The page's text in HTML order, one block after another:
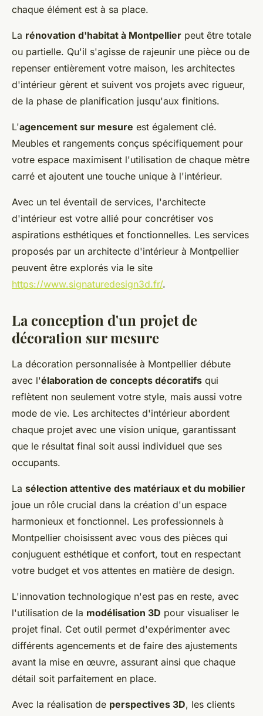
chaque élément est à sa place.
La rénovation d'habitat à Montpellier peut être totale
ou partielle. Qu'il s'agisse de rajeunir une pièce ou de
repenser entièrement votre maison, les architectes
d'intérieur gèrent et suivent vos projets avec rigueur,
de la phase de planification jusqu'aux finitions.
L'agencement sur mesure est également clé.
Meubles et rangements conçus spécifiquement pour
votre espace maximisent l'utilisation de chaque mètre
carré et ajoutent une touche unique à l'intérieur.
Avec un tel éventail de services, l'architecte
d'intérieur est votre allié pour concrétiser vos
aspirations esthétiques et fonctionnelles. Les services
proposés par un architecte d'intérieur à Montpellier
peuvent être explorés via le site
https://www.signaturedesign3d.fr/.
La conception d'un projet de
décoration sur mesure
La décoration personnalisée à Montpellier débute
avec l'élaboration de concepts décoratifs qui
reflètent non seulement votre style, mais aussi votre
mode de vie. Les architectes d'intérieur abordent
chaque projet avec une vision unique, garantissant
que le résultat final soit aussi individuel que ses
occupants.
La sélection attentive des matériaux et du mobilier
joue un rôle crucial dans la création d'un espace
harmonieux et fonctionnel. Les professionnels à
Montpellier choisissent avec vous des pièces qui
conjuguent esthétique et confort, tout en respectant
votre budget et vos attentes en matière de design.
L'innovation technologique n'est pas en reste, avec
l'utilisation de la modélisation 3D pour visualiser le
projet final. Cet outil permet d'expérimenter avec
différents agencements et de faire des ajustements
avant la mise en œuvre, assurant ainsi que chaque
détail soit parfaitement en place.
Avec la réalisation de perspectives 3D, les clients